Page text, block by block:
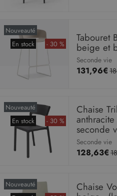
Nouveauté
En stock
- 30 % Tabouret
beige et
Seconde vie
131,96€
Nouveauté
En stock
- 30 %
Chaise
seconde
Seconde vie
128,63€
Nouveauté
Chaise